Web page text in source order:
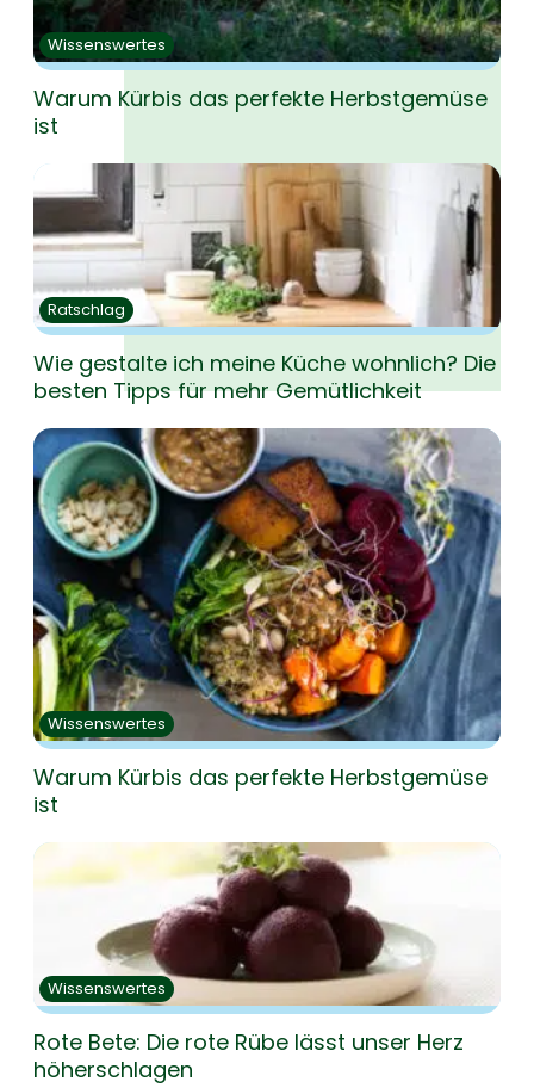
Wissenswertes
Warum Kürbis das perfekte Herbstgemüse
ist
Ratschlag
Wie gestalte ich meine Küche wohnlich? Die
besten Tipps für mehr Gemütlichkeit
Wissenswertes
Warum Kürbis das perfekte Herbstgemüse
ist
Wissenswertes
Rote Bete: Die rote Rübe lässt unser Herz
höherschlagen